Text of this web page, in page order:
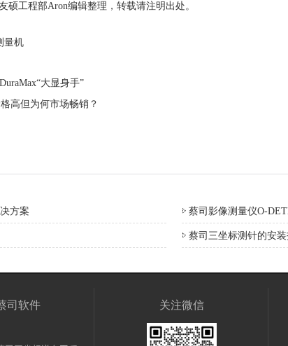
硕工程部Aron编辑整理，转载请注明出处。
量机
大显身手”
高但为何市场畅销？
方案 蔡司影像测量仪O-
蔡司三坐标测针的安
司软件 关注微信